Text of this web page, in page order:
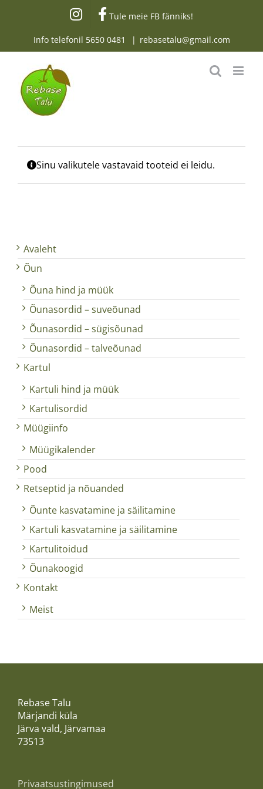
Tule meie FB fänniks!
Info telefonil 5650 0481 | rebasetalu@gmail.com
Sinu valikutele vastavaid tooteid ei leidu.
Avaleht
Õun
Õuna hind ja müük
Õunasordid – suveõunad
Õunasordid – sügisõunad
Õunasordid – talveõunad
Kartul
Kartuli hind ja müük
Kartulisordid
Müügiinfo
Müügikalender
Pood
Retseptid ja nõuanded
Õunte kasvatamine ja säilitamine
Kartuli kasvatamine ja säilitamine
Kartulitoidud
Õunakoogid
Kontakt
Meist
Rebase Talu
Märjandi küla
Järva vald, Järvamaa
73513
Privaatsustingimused